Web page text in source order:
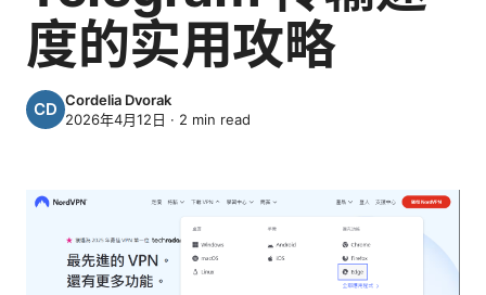
度的实用攻略
Cordelia Dvorak
2026年4月12日 · 2 min read